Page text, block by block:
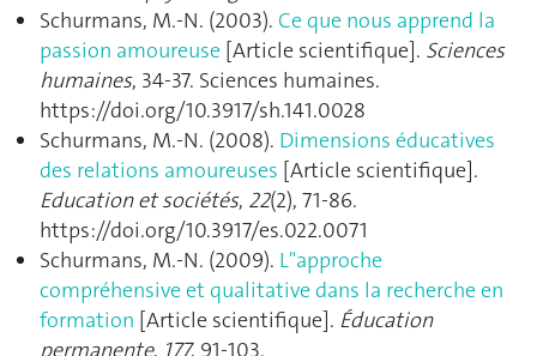
Schurmans, M.-N. (2003). Ce que nous apprend la
passion amoureuse [Article scientifique]. Sciences
humaines, 34‑37. Sciences humaines.
https://doi.org/10.3917/sh.141.0028
Schurmans, M.-N. (2008). Dimensions éducatives
des relations amoureuses [Article scientifique].
Education et sociétés, 22(2), 71‑86.
https://doi.org/10.3917/es.022.0071
Schurmans, M.-N. (2009). L"approche
compréhensive et qualitative dans la recherche en
formation [Article scientifique]. Éducation
permanente, 177, 91‑103.